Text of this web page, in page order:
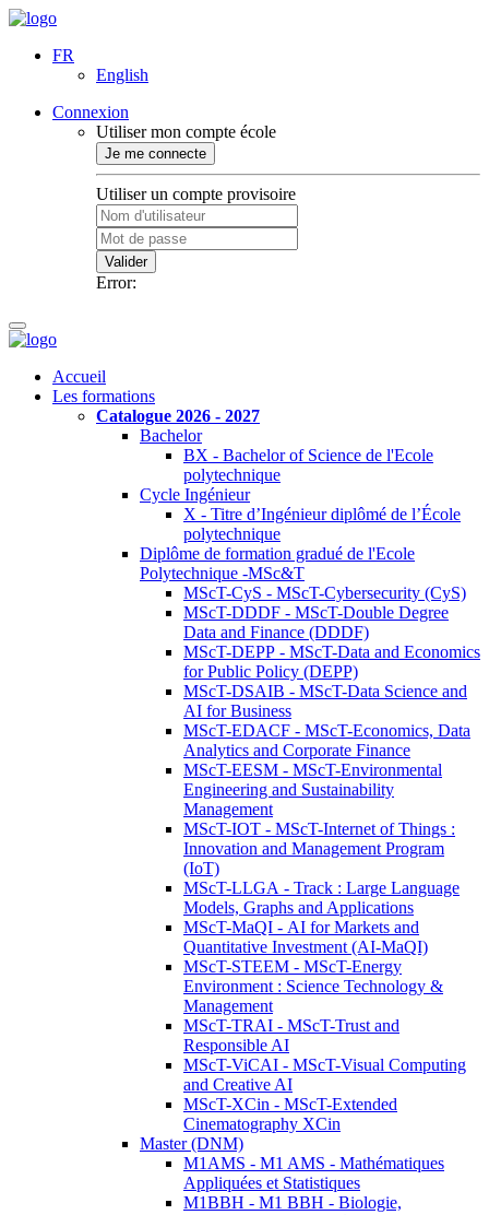
FR
English
Connexion
Utiliser mon compte école
Je me connecte
Utiliser un compte provisoire
Valider
Error:
Accueil
Les formations
Catalogue 2026 - 2027
Bachelor
BX - Bachelor of Science de l'Ecole
polytechnique
Cycle Ingénieur
X - Titre d’Ingénieur diplômé de l’École
polytechnique
Diplôme de formation gradué de l'Ecole
Polytechnique -MSc&T
MScT-CyS - MScT-Cybersecurity (CyS)
MScT-DDDF - MScT-Double Degree
Data and Finance (DDDF)
MScT-DEPP - MScT-Data and Economics
for Public Policy (DEPP)
MScT-DSAIB - MScT-Data Science and
AI for Business
MScT-EDACF - MScT-Economics, Data
Analytics and Corporate Finance
MScT-EESM - MScT-Environmental
Engineering and Sustainability
Management
MScT-IOT - MScT-Internet of Things :
Innovation and Management Program
(IoT)
MScT-LLGA - Track : Large Language
Models, Graphs and Applications
MScT-MaQI - AI for Markets and
Quantitative Investment (AI-MaQI)
MScT-STEEM - MScT-Energy
Environment : Science Technology &
Management
MScT-TRAI - MScT-Trust and
Responsible AI
MScT-ViCAI - MScT-Visual Computing
and Creative AI
MScT-XCin - MScT-Extended
Cinematography XCin
Master (DNM)
M1AMS - M1 AMS - Mathématiques
Appliquées et Statistiques
M1BBH - M1 BBH - Biologie,